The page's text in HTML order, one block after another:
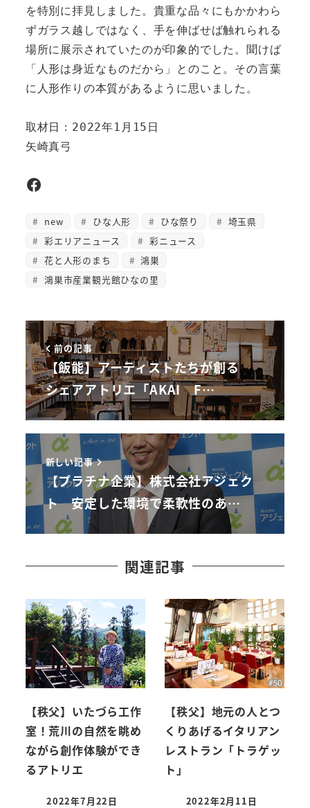
を特別に拝見しました。貴重な品々にもかかわら
ずガラス越しではなく、手を伸ばせば触れられる
場所に展示されていたのが印象的でした。聞けば
「人形は身近なものだから」とのこと。その言葉
に人形作りの本質があるように思いました。
取材日：2022年1月15日
矢崎真弓
Facebook
new ひな人形 ひな祭り
埼玉県
彩エリアニュース
彩ニュース
花と人形のまち
鴻巣
鴻巣市産業観光館ひなの里
前の記事
【飯能】アーティストたちが創る
シェアアトリエ「AKAI F…
新しい記事
【プラチナ企業】株式会社アジェク
ト 安定した環境で柔軟性のあ…
関連記事
【秩父】いたづら工作
室！荒川の自然を眺め
ながら創作体験ができ
るアトリエ
2022年7月22日
【秩父】地元の人とつ
くりあげるイタリアン
レストラン「トラゲッ
ト」
2022年2月11日